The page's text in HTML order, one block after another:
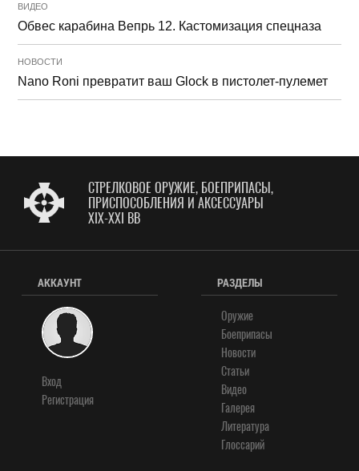
ВИДЕО
Обвес карабина Вепрь 12. Кастомизация спецназа
НОВОСТИ
Nano Roni превратит ваш Glock в пистолет-пулемет
СТРЕЛКОВОЕ ОРУЖИЕ, БОЕПРИПАСЫ,
ПРИСПОСОБЛЕНИЯ И АКСЕССУАРЫ
XIX-XXI ВВ
АККАУНТ
Вход
Регистрация
РАЗДЕЛЫ
Оружие
Боеприпасы
Новости
Статьи
Видео
Галерея
Литература
Глоссарий